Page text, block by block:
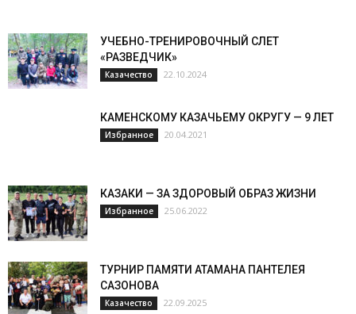
УЧЕБНО-ТРЕНИРОВОЧНЫЙ СЛЕТ
«РАЗВЕДЧИК»
Казачество 22.10.2024
КАМЕНСКОМУ КАЗАЧЬЕМУ ОКРУГУ — 9 ЛЕТ
Избранное 20.04.2021
КАЗАКИ — ЗА ЗДОРОВЫЙ ОБРАЗ ЖИЗНИ
Избранное 25.06.2022
ТУРНИР ПАМЯТИ АТАМАНА ПАНТЕЛЕЯ
САЗОНОВА
Казачество 22.09.2025